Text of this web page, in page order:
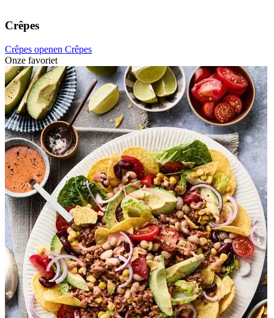
Crêpes
Crêpes openen Crêpes
Onze favoriet